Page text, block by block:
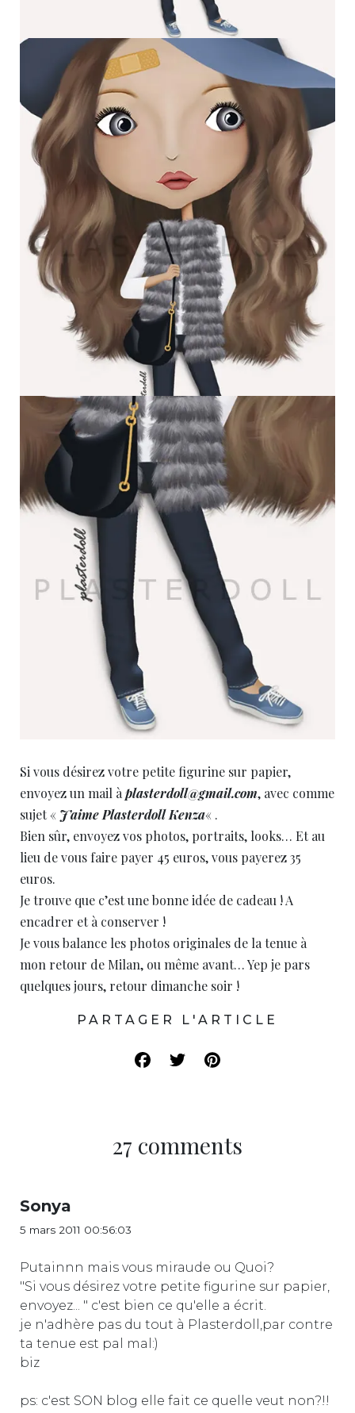
Si vous désirez votre petite figurine sur papier,
envoyez un mail àplasterdoll@gmail.com, avec comme
sujet « J’aime Plasterdoll Kenza« .
Bien sûr, envoyez vos photos, portraits, looks… Et au
lieu de vous faire payer 45 euros, vous payerez 35
euros.
Je trouve que c’est une bonne idée de cadeau ! A
encadrer et à conserver !
Je vous balance les photos originales de la tenue à
mon retour de Milan, ou même avant… Yep je pars
quelques jours, retour dimanche soir !
PARTAGER L'ARTICLE
27 comments
Sonya
5 mars 2011 00:56:03
Putainnn mais vous miraude ou Quoi?
"Si vous désirez votre petite figurine sur papier,
envoyez... " c'est bien ce qu'elle a écrit.
je n'adhère pas du tout à Plasterdoll,par contre
ta tenue est pal mal:)
biz
ps: c'est SON blog elle fait ce quelle veut non?!!